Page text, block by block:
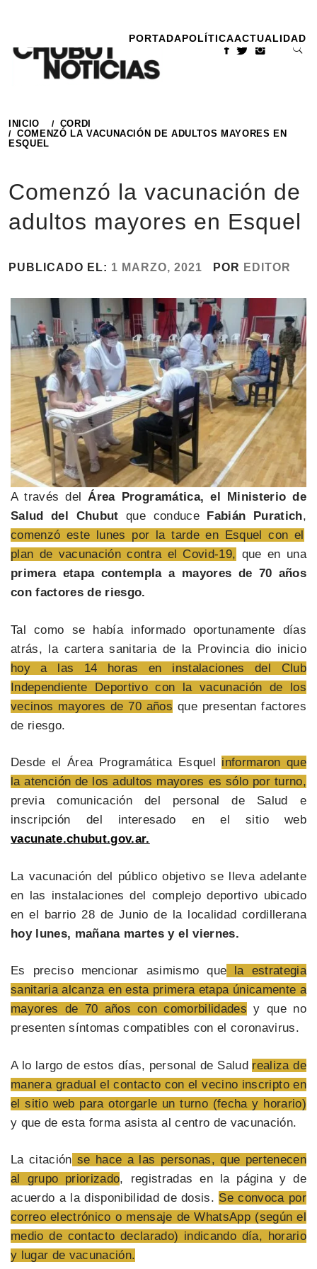
contenido
PORTADAPOLÍTICAACTUALIDAD
INICIO
CORDI
COMENZÓ LA VACUNACIÓN DE ADULTOS MAYORES EN
ESQUEL
Comenzó la vacunación de
adultos mayores en Esquel
PUBLICADO EL: 1 MARZO, 2021 POR EDITOR
A través delÁrea Programática, el Ministerio de
Salud del Chubut que conduce Fabián Puratich,
comenzó este lunes por la tarde en Esquel con el
plan de vacunación contra el Covid-19, que en una
primera etapa contempla a mayores de 70 años
con factores de riesgo.
Tal como se había informado oportunamente días
atrás, la cartera sanitaria de la Provincia dio inicio
hoy a las 14 horas en instalaciones del Club
Independiente Deportivo con la vacunación de los
vecinos mayores de 70 años que presentan factores
de riesgo.
Desde el Área Programática Esquel informaron que
la atención de los adultos mayores es sólo por turno,
previa comunicación del personal de Salud e
inscripción del interesado en el sitio web
vacunate.chubut.gov.ar.
La vacunación del público objetivo se lleva adelante
en las instalaciones del complejo deportivo ubicado
en el barrio 28 de Junio de la localidad cordillerana
hoy lunes, mañana martes y el viernes.
Es preciso mencionar asimismo que la estrategia
sanitaria alcanza en esta primera etapa únicamente a
mayores de 70 años con comorbilidades y que no
presenten síntomas compatibles con el coronavirus.
A lo largo de estos días, personal de Salud realiza de
manera gradual el contacto con el vecino inscripto en
el sitio web para otorgarle un turno (fecha y horario)
y que de esta forma asista al centro de vacunación.
La citación se hace a las personas, que pertenecen
al grupo priorizado, registradas en la página y de
acuerdo a la disponibilidad de dosis. Se convoca por
correo electrónico o mensaje de WhatsApp (según el
medio de contacto declarado) indicando día, horario
y lugar de vacunación.